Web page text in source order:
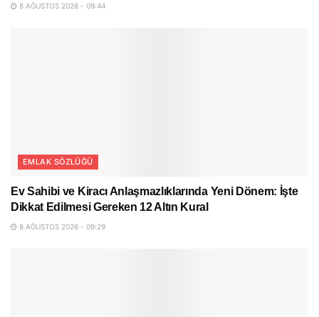
8 AĞUSTOS 2026 - 09:44
EMLAK SÖZLÜĞÜ
Ev Sahibi ve Kiracı Anlaşmazlıklarında Yeni Dönem: İşte
Dikkat Edilmesi Gereken 12 Altın Kural
8 AĞUSTOS 2026 - 09:29